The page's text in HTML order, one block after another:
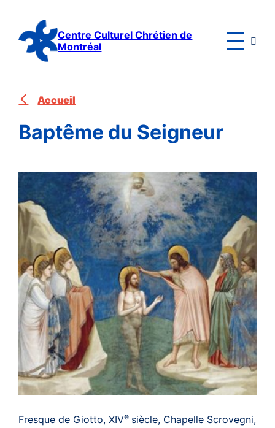
contenu
Centre Culturel Chrétien de
Montréal

Accueil
Baptême du Seigneur
Fresque de Giotto, XIVe siècle, Chapelle Scrovegni,